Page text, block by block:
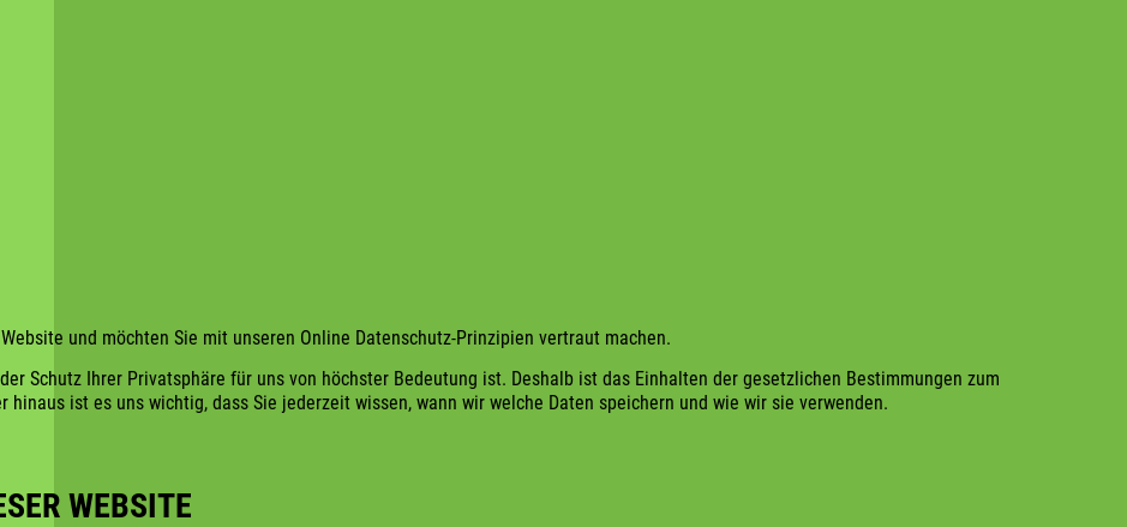
und möchten Sie mit unseren Online Datenschutz-Prinzipien vertraut machen.
Schutz Ihrer Privatsphäre für uns von höchster Bedeutung ist. Deshalb ist das Einhalten der gesetzlichen Bestimmungen zum
hinaus ist es uns wichtig, dass Sie jederzeit wissen, wann wir welche Daten speichern und wie wir sie verwenden.
WEBSITE